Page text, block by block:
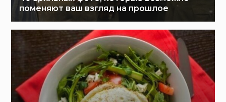
поменяют ваш взгляд на прошлое